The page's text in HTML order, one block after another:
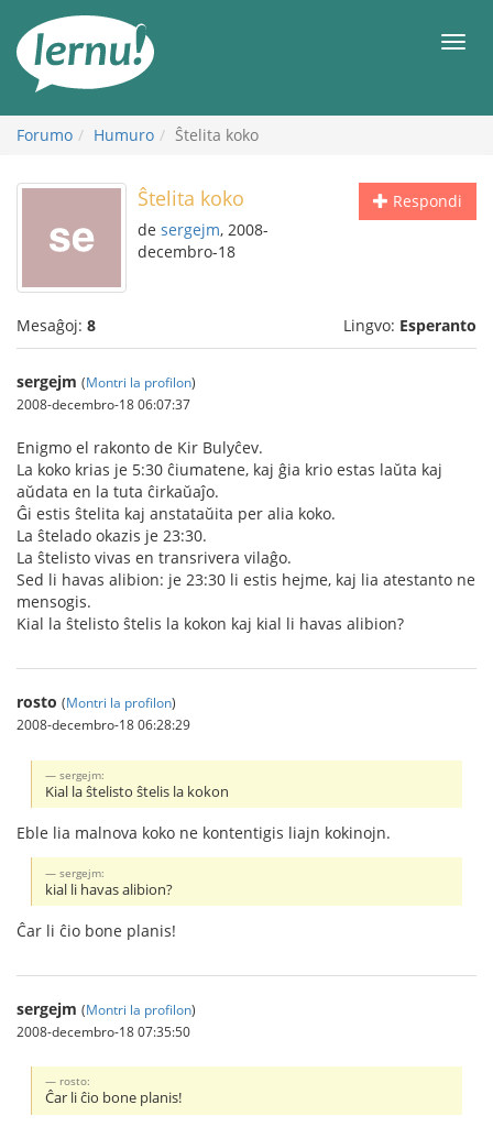
enhavo
Forumo Humuro Ŝtelita koko
Respondi
Ŝtelita koko
de sergejm, 2008-
decembro-18
Mesaĝoj: 8 Lingvo: Esperanto
sergejm (Montri la profilon)
2008-decembro-18 06:07:37
Enigmo el rakonto de Kir Bulyĉev.
La koko krias je 5:30 ĉiumatene, kaj ĝia krio estas laŭta kaj
aŭdata en la tuta ĉirkaŭaĵo.
Ĝi estis ŝtelita kaj anstataŭita per alia koko.
La ŝtelado okazis je 23:30.
La ŝtelisto vivas en transrivera vilaĝo.
Sed li havas alibion: je 23:30 li estis hejme, kaj lia atestanto ne
mensogis.
Kial la ŝtelisto ŝtelis la kokon kaj kial li havas alibion?
rosto (Montri la profilon)
2008-decembro-18 06:28:29
sergejm:
Kial la ŝtelisto ŝtelis la kokon
Eble lia malnova koko ne kontentigis liajn kokinojn.
sergejm:
kial li havas alibion?
Ĉar li ĉio bone planis!
sergejm (Montri la profilon)
2008-decembro-18 07:35:50
rosto:
Ĉar li ĉio bone planis!